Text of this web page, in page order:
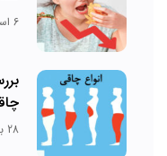
6 اسفند 1403
28 بهمن 1403